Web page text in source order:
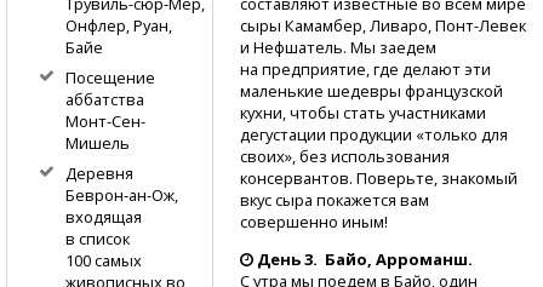
сыры Камамбер, Ливаро,Понт-Левек
и Нефшатель. Мы заедем
на предприятие, где делают эти
маленькие шедевры французской
кухни, чтобы стать участниками
дегустации продукции «только для
своих», без использования
консервантов. Поверьте, знакомый
вкус сыра покажется вам
совершенно иным!
День 3. Байо, Арроманш.
С утра мы поедем в Байо, один
Онфлер, Руан,
Байе
Посещение
аббатства
Монт-Сен-
Мишель
Деревня
Беврон-ан-Ож,
входящая
в список
100 самых
живописных во